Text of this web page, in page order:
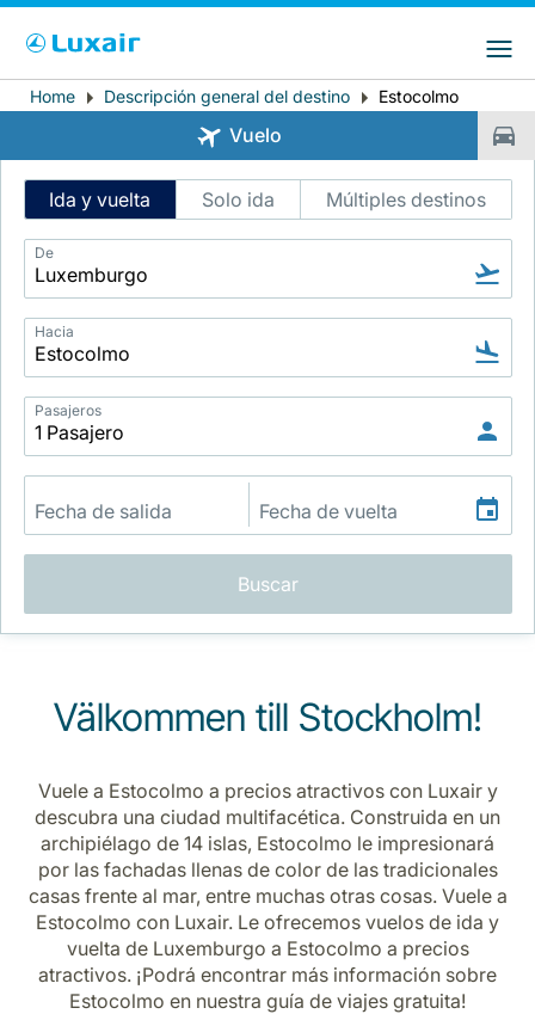
LuxairTours
Grupo Luxair
País de residencia Preferred language
Español
Breadcrumb
Home Descripción general del destino Estocolmo
Vuelo
Intelligent
Flight
Search
Ida y vuelta Solo ida Múltiples destinos
De
Hacia
Pasajeros
Buscar
Välkommen till Stockholm!
Vuele a Estocolmo a precios atractivos con Luxair y
descubra una ciudad multifacética. Construida en un
archipiélago de 14 islas, Estocolmo le impresionará
por las fachadas llenas de color de las tradicionales
casas frente al mar, entre muchas otras cosas. Vuele a
Estocolmo con Luxair. Le ofrecemos vuelos de ida y
vuelta de Luxemburgo a Estocolmo a precios
atractivos. ¡Podrá encontrar más información sobre
Estocolmo en nuestra guía de viajes gratuita!